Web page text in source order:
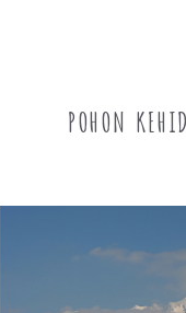
POHON